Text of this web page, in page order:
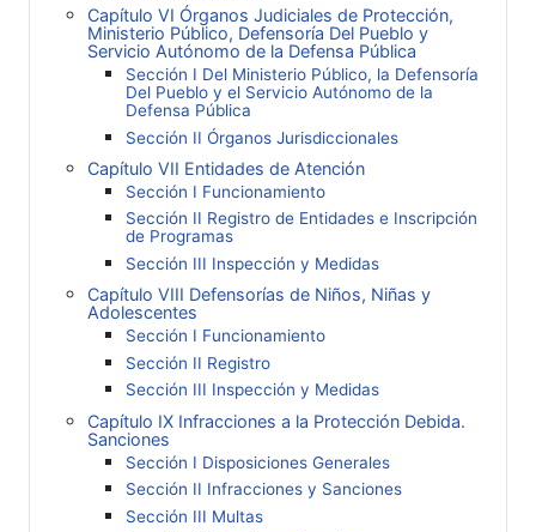
Capítulo VI Órganos Judiciales de Protección,
Ministerio Público, Defensoría Del Pueblo y
Servicio Autónomo de la Defensa Pública
Sección I Del Ministerio Público, la Defensoría
Del Pueblo y el Servicio Autónomo de la
Defensa Pública
Sección II Órganos Jurisdiccionales
Capítulo VII Entidades de Atención
Sección I Funcionamiento
Sección II Registro de Entidades e Inscripción
de Programas
Sección III Inspección y Medidas
Capítulo VIII Defensorías de Niños, Niñas y
Adolescentes
Sección I Funcionamiento
Sección II Registro
Sección III Inspección y Medidas
Capítulo IX Infracciones a la Protección Debida.
Sanciones
Sección I Disposiciones Generales
Sección II Infracciones y Sanciones
Sección III Multas